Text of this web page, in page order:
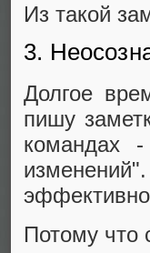
Из такой
3.
Долгое
пишу
командах
Потому что